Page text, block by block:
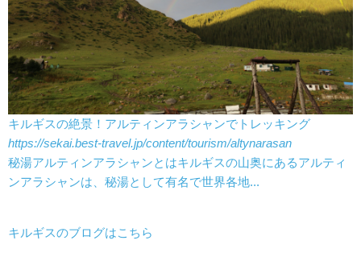
キルギスの絶景！アルティンアラシャンでトレッキング
https://sekai.best-travel.jp/content/tourism/altynarasan
秘湯アルティンアラシャンとはキルギスの山奥にあるアルティ
ンアラシャンは、秘湯として有名で世界各地...
キルギスのブログはこちら